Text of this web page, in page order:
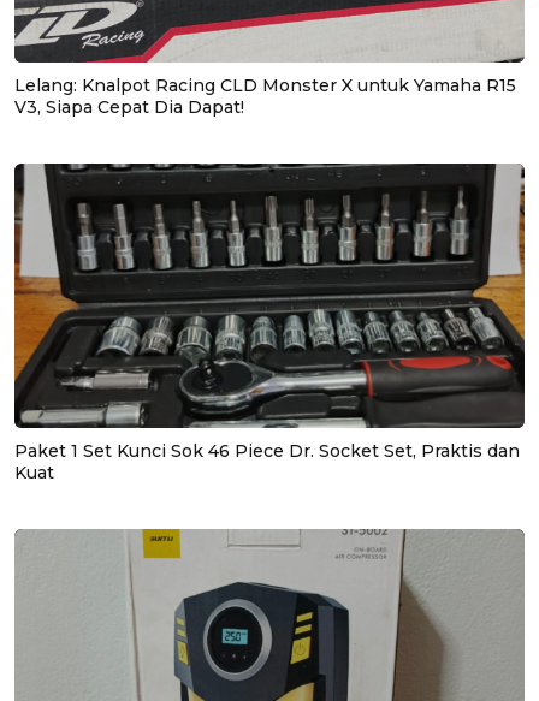
Lelang: Knalpot Racing CLD Monster X untuk Yamaha R15
V3, Siapa Cepat Dia Dapat!
Paket 1 Set Kunci Sok 46 Piece Dr. Socket Set, Praktis dan
Kuat